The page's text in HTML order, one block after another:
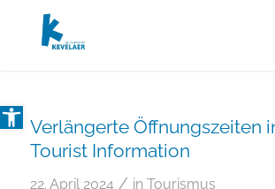
Open toolbar
Verlängerte Öffnungszeiten
Tourist Information
22. April 2024 / in Tourismus